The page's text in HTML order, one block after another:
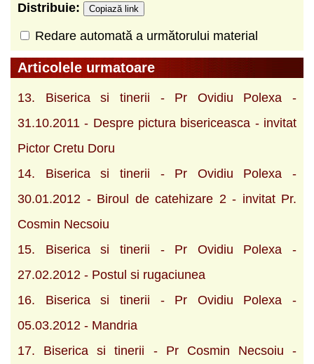
Distribuie: Copiază link
Redare automată a următorului material
Articolele urmatoare
13. Biserica si tinerii - Pr Ovidiu Polexa -
31.10.2011 - Despre pictura bisericeasca - invitat
Pictor Cretu Doru
14. Biserica si tinerii - Pr Ovidiu Polexa -
30.01.2012 - Biroul de catehizare 2 - invitat Pr.
Cosmin Necsoiu
15. Biserica si tinerii - Pr Ovidiu Polexa -
27.02.2012 - Postul si rugaciunea
16. Biserica si tinerii - Pr Ovidiu Polexa -
05.03.2012 - Mandria
17. Biserica si tinerii - Pr Cosmin Necsoiu -